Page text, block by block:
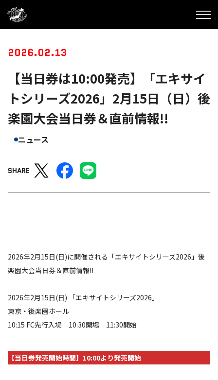
2026.02.13
【当日券は10:00発売】「エキサイ
トシリーズ2026」2月15日（日）後
楽園大会当日券＆直前情報!!
ニュース
SHARE
2026年2月15日(日)に開催される「エキサイトシリーズ2026」後
楽園大会当日券＆直前情報!!
2026年2月15日(日) 「エキサイトシリーズ2026」
東京・後楽園ホール
10:15 FC先行入場 10:30開場 11:30開始
【当日券発売開始時間】10:00より発売開始